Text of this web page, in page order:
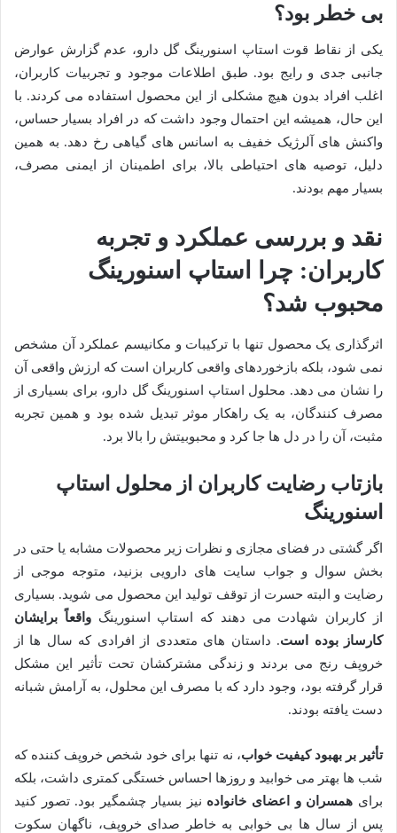
بی خطر بود؟
یکی از نقاط قوت استاپ اسنورینگ گل دارو، عدم گزارش عوارض
جانبی جدی و رایج بود. طبق اطلاعات موجود و تجربیات کاربران،
اغلب افراد بدون هیچ مشکلی از این محصول استفاده می کردند. با
این حال، همیشه این احتمال وجود داشت که در افراد بسیار حساس،
واکنش های آلرژیک خفیف به اسانس های گیاهی رخ دهد. به همین
دلیل، توصیه های احتیاطی بالا، برای اطمینان از ایمنی مصرف،
بسیار مهم بودند.
نقد و بررسی عملکرد و تجربه
کاربران: چرا استاپ اسنورینگ
محبوب شد؟
اثرگذاری یک محصول تنها با ترکیبات و مکانیسم عملکرد آن مشخص
نمی شود، بلکه بازخوردهای واقعی کاربران است که ارزش واقعی آن
را نشان می دهد. محلول استاپ اسنورینگ گل دارو، برای بسیاری از
مصرف کنندگان، به یک راهکار موثر تبدیل شده بود و همین تجربه
مثبت، آن را در دل ها جا کرد و محبوبیتش را بالا برد.
بازتاب رضایت کاربران از محلول استاپ
اسنورینگ
اگر گشتی در فضای مجازی و نظرات زیر محصولات مشابه یا حتی در
بخش سوال و جواب سایت های دارویی بزنید، متوجه موجی از
رضایت و البته حسرت از توقف تولید این محصول می شوید. بسیاری
از کاربران شهادت می دهند که استاپ اسنورینگواقعاً برایشان
کارساز بوده است. داستان های متعددی از افرادی که سال ها از
خروپف رنج می بردند و زندگی مشترکشان تحت تأثیر این مشکل
قرار گرفته بود، وجود دارد که با مصرف این محلول، به آرامش شبانه
دست یافته بودند.
تأثیر بر بهبود کیفیت خواب، نه تنها برای خود شخص خروپف کننده که
شب ها بهتر می خوابید و روزها احساس خستگی کمتری داشت، بلکه
برای همسران و اعضای خانواده نیز بسیار چشمگیر بود. تصور کنید
پس از سال ها بی خوابی به خاطر صدای خروپف، ناگهان سکوت